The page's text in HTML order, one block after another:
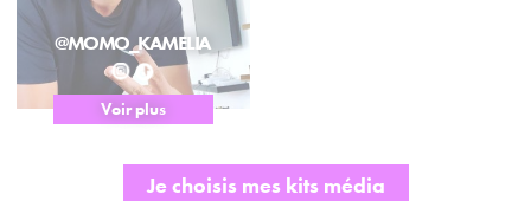
@MOMO_KAMELIA
Voir plus
Je choisis mes kits média